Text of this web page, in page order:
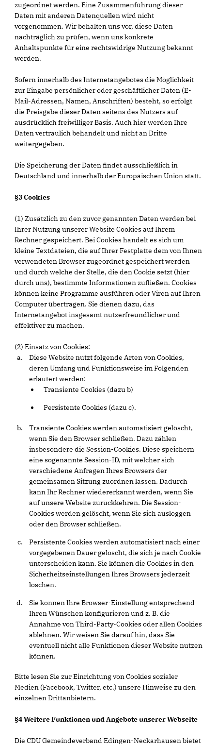
zugeordnet werden. Eine Zusammenführung dieser
Daten mit anderen Datenquellen wird nicht
vorgenommen. Wir behalten uns vor, diese Daten
nachträglich zu prüfen, wenn uns konkrete
Anhaltspunkte für eine rechtswidrige Nutzung bekannt
werden.
Sofern innerhalb des Internetangebotes die Möglichkeit
zur Eingabe persönlicher oder geschäftlicher Daten (E-
Mail-Adressen, Namen, Anschriften) besteht, so erfolgt
die Preisgabe dieser Daten seitens des Nutzers auf
ausdrücklich freiwilliger Basis. Auch hier werden Ihre
Daten vertraulich behandelt und nicht an Dritte
weitergegeben.
Die Speicherung der Daten findet ausschließlich in
Deutschland und innerhalb der Europäischen Union statt.
§3 Cookies
(1) Zusätzlich zu den zuvor genannten Daten werden bei
Ihrer Nutzung unserer Website Cookies auf Ihrem
Rechner gespeichert. Bei Cookies handelt es sich um
kleine Textdateien, die auf Ihrer Festplatte dem von Ihnen
verwendeten Browser zugeordnet gespeichert werden
und durch welche der Stelle, die den Cookie setzt (hier
durch uns), bestimmte Informationen zufließen. Cookies
können keine Programme ausführen oder Viren auf Ihren
Computer übertragen. Sie dienen dazu, das
Internetangebot insgesamt nutzerfreundlicher und
effektiver zu machen.
(2) Einsatz von Cookies:
Diese Website nutzt folgende Arten von Cookies,
deren Umfang und Funktionsweise im Folgenden
erläutert werden:
Transiente Cookies (dazu b)
Persistente Cookies (dazu c).
Transiente Cookies werden automatisiert gelöscht,
wenn Sie den Browser schließen. Dazu zählen
insbesondere die Session-Cookies. Diese speichern
eine sogenannte Session-ID, mit welcher sich
verschiedene Anfragen Ihres Browsers der
gemeinsamen Sitzung zuordnen lassen. Dadurch
kann Ihr Rechner wiedererkannt werden, wenn Sie
auf unsere Website zurückkehren. Die Session-
Cookies werden gelöscht, wenn Sie sich ausloggen
oder den Browser schließen.
Persistente Cookies werden automatisiert nach einer
vorgegebenen Dauer gelöscht, die sich je nach Cookie
unterscheiden kann. Sie können die Cookies in den
Sicherheitseinstellungen Ihres Browsers jederzeit
löschen.
Sie können Ihre Browser-Einstellung entsprechend
Ihren Wünschen konfigurieren und z. B. die
Annahme von Third-Party-Cookies oder allen Cookies
ablehnen. Wir weisen Sie darauf hin, dass Sie
eventuell nicht alle Funktionen dieser Website nutzen
können.
Bitte lesen Sie zur Einrichtung von Cookies sozialer
Medien (Facebook, Twitter, etc.) unsere Hinweise zu den
einzelnen Drittanbietern.
§4 Weitere Funktionen und Angebote unserer Webseite
Die CDU Gemeindeverband Edingen-Neckarhausen bietet